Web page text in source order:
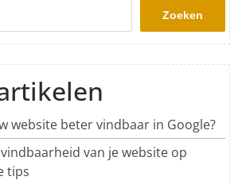
Zoeken
website beter vindbaar in Google?
van je website op
tips